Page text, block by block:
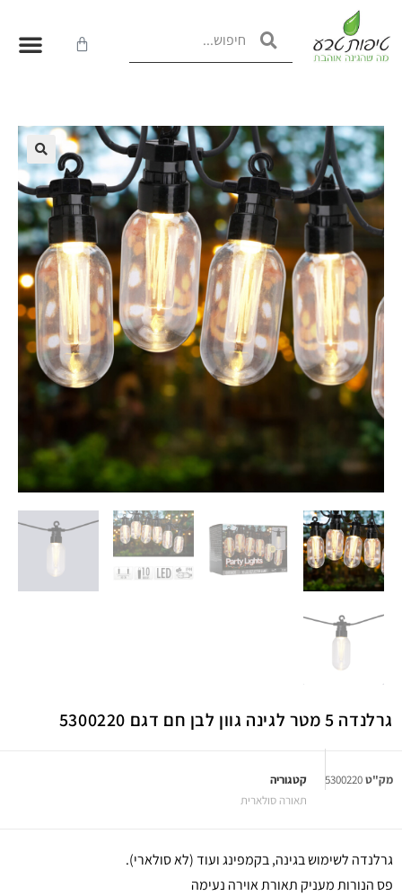
גרלנדה 5 מטר לגינה גוון לבן חם דגם 5300220
מק"ט5300220
קטגוריה
תאורה סולארית
גרלנדה לשימוש בגינה, בקמפינג ועוד (לא סולארי).
פס הנורות מעניק תאורת אוירה נעימה